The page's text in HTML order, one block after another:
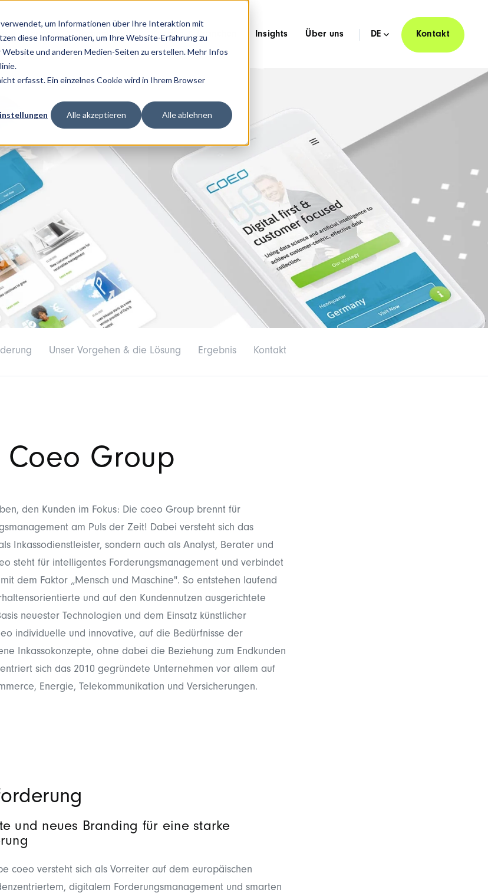
um Informationen über Ihre Interaktion mit
diese Informationen, um Ihre Website-Erfahrung zu
und anderen Medien-Seiten zu erstellen. Mehr Infos
erfasst. Ein einzelnes Cookie wird in Ihrem Browser
Alle akzeptieren Alle ablehnen
Services Technologien Kunden & Branchen Insights Über uns DE Kontakt
Unser Vorgehen & die Lösung Ergebnis Kontakt
Coeo Group
den Kunden im Fokus: Die coeo Group brennt für
am Puls der Zeit! Dabei versteht sich das
Inkassodienstleister, sondern auch als Analyst, Berater und
steht für intelligentes Forderungsmanagement und verbindet
dem Faktor „Mensch und Maschine". So entstehen laufend
und auf den Kundennutzen ausgerichtete
neuester Technologien und dem Einsatz künstlicher
individuelle und innovative, auf die Bedürfnisse der
Inkassokonzepte, ohne dabei die Beziehung zum Endkunden
sich das 2010 gegründete Unternehmen vor allem auf
Energie, Telekommunikation und Versicherungen.
und neues Branding für eine starke
coeo versteht sich als Vorreiter auf dem europäischen
digitalem Forderungsmanagement und smarten